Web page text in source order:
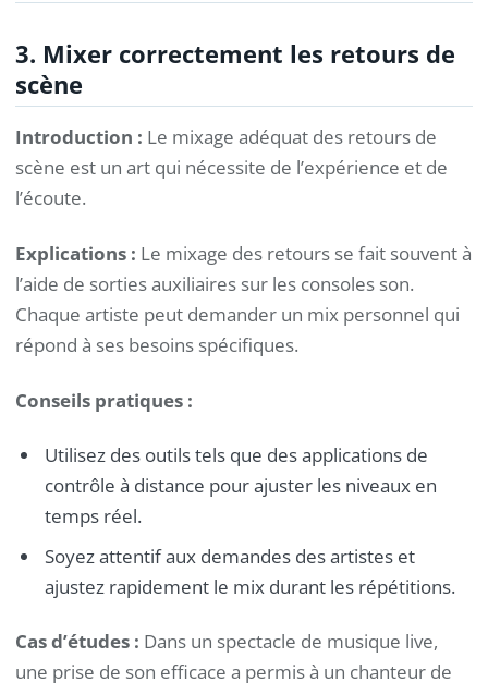
3. Mixer correctement les retours de
scène
Introduction : Le mixage adéquat des retours de
scène est un art qui nécessite de l’expérience et de
l’écoute.
Explications : Le mixage des retours se fait souvent à
l’aide de sorties auxiliaires sur les consoles son.
Chaque artiste peut demander un mix personnel qui
répond à ses besoins spécifiques.
Conseils pratiques :
Utilisez des outils tels que des applications de
contrôle à distance pour ajuster les niveaux en
temps réel.
Soyez attentif aux demandes des artistes et
ajustez rapidement le mix durant les répétitions.
Cas d’études : Dans un spectacle de musique live,
une prise de son efficace a permis à un chanteur de